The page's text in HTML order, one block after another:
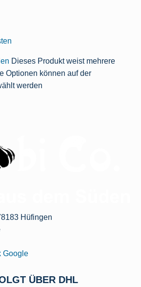
Dieses Produkt weist mehrere
Optionen können auf der
werden
Hüfingen
Google
ÜBER DHL